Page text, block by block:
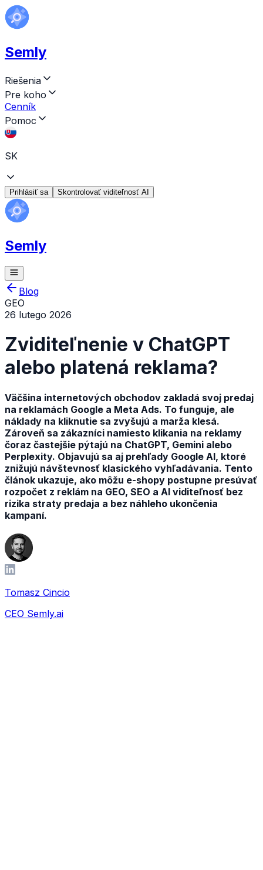
Semly
Riešenia
Pre koho
Cenník
Pomoc
SK
Prihlásiť sa Skontrolovať viditeľnosť AI
Semly
Blog
GEO
26 lutego 2026
Zviditeľnenie v ChatGPT
alebo platená reklama?
Väčšina internetových obchodov zakladá svoj predaj
na reklamách Google a Meta Ads. To funguje, ale
náklady na kliknutie sa zvyšujú a marža klesá.
Zároveň sa zákazníci namiesto klikania na reklamy
čoraz častejšie pýtajú na ChatGPT, Gemini alebo
Perplexity. Objavujú sa aj prehľady Google AI, ktoré
znižujú návštevnosť klasického vyhľadávania. Tento
článok ukazuje, ako môžu e-shopy postupne presúvať
rozpočet z reklám na GEO, SEO a AI viditeľnosť bez
rizika straty predaja a bez náhleho ukončenia
kampaní.
Tomasz Cincio
CEO Semly.ai